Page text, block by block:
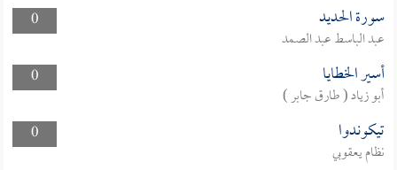
0
سورة الحديد
عبد الباسط عبد الصمد
0
أسير الخطايا
أبو زياد ( طارق جابر )
0
تيكوندوا
نظام يعقوبي